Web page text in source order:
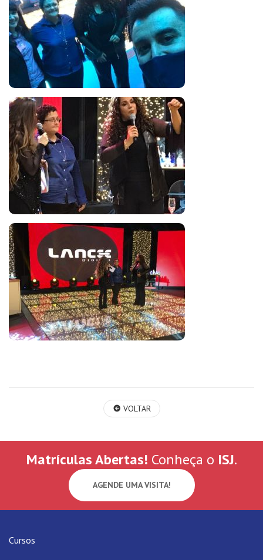
VOLTAR
Matrículas Abertas! Conheça o ISJ.
AGENDE UMA VISITA!
Cursos